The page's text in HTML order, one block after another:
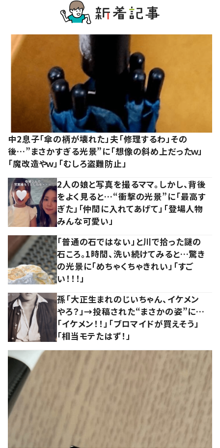
中2息子「傘の柄が壊れた」夫「修理するわ」その
後…”まさかすぎる光景”に「想像の斜め上だったｗ」
「魔改造やｗ」「むしろ盗難防止」
2人の娘と写真を撮るママ。しかし、背後
をよく見ると…“衝撃の光景”に「最高す
ぎた」「仲間に入れてあげて」「登場人物
みんな可愛い」
「普通の石ではない」と川で拾った謎の
石ころ。1時間、洗い続けてみると…驚き
の光景に「めちゃくちゃきれい」「すご
い！！！」
孫「大正生まれのじいちゃん、イケメン
やろ？」→投稿された“まさかの姿”に…
「イケメン！！」「ブロマイドが買えそう」
「相当モテたはず！」